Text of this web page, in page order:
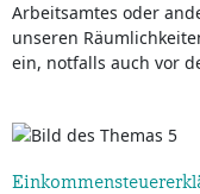
Arbeitsamtes oder
unseren
ein, notfalls auch vor